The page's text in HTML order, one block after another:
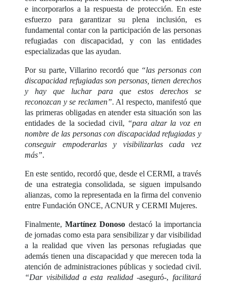
e incorporarlos a la respuesta de protección. En este
esfuerzo para garantizar su plena inclusión, es
fundamental contar con la participación de las personas
refugiadas con discapacidad, y con las entidades
especializadas que las ayudan.
Por su parte, Villarino recordó que “las personas con
discapacidad refugiadas son personas, tienen derechos
y hay que luchar para que estos derechos se
reconozcan y se reclamen”. Al respecto, manifestó que
las primeras obligadas en atender esta situación son las
entidades de la sociedad civil, “para alzar la voz en
nombre de las personas con discapacidad refugiadas y
conseguir empoderarlas y visibilizarlas cada vez
más”.
En este sentido, recordó que, desde el CERMI, a través
de una estrategia consolidada, se siguen impulsando
alianzas, como la representada en la firma del convenio
entre Fundación ONCE, ACNUR y CERMI Mujeres.
Finalmente,Martínez Donoso destacó la importancia
de jornadas como esta para sensibilizar y dar visibilidad
a la realidad que viven las personas refugiadas que
además tienen una discapacidad y que merecen toda la
atención de administraciones públicas y sociedad civil.
“Dar visibilidad a esta realidad-aseguró-, facilitará